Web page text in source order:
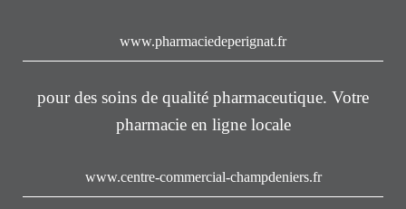
www.pharmaciedeperignat.fr
pour des soins de qualité pharmaceutique. Votre
pharmacie en ligne locale
www.centre-commercial-champdeniers.fr